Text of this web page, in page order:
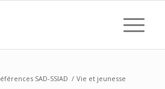
SAD-SSIAD / Vie et jeunesse